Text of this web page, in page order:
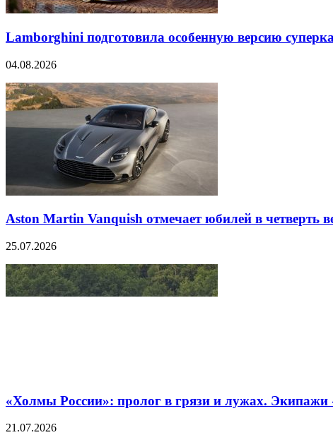
Lamborghini подготовила особенную версию
04.08.2026
Aston Martin Vanquish отмечает юбилей в четверть
25.07.2026
«Холмы России»: пролог в грязи и лужах. Экипажи
21.07.2026